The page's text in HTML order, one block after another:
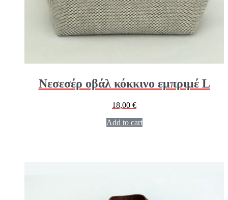
Νεσεσέρ οβάλ κόκκινο εμπριμέ L
18,00 €
Add to cart